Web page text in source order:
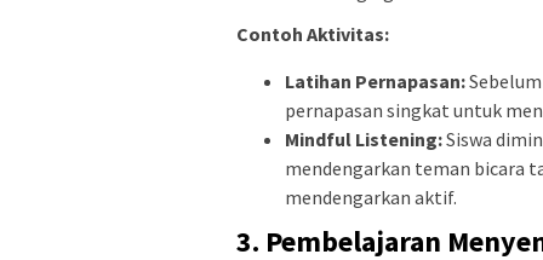
Contoh Aktivitas:
Latihan Pernapasan:
pernapasan singkat untuk
Mindful Listening:Siswa
mendengarkan teman bicara
mendengarkan aktif.
3. Pembelajaran